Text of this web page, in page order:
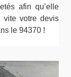
afin qu’elle
vite votre devis
le 94370 !